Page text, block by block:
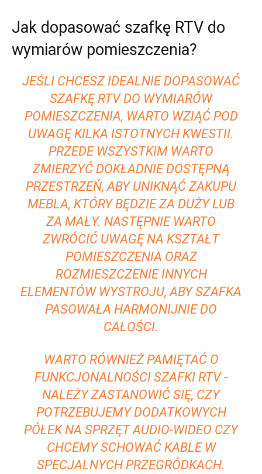
Jak dopasować szafkę⁣ RTV ‌do
wymiarów pomieszczenia?
JEŚLI CHCESZ IDEALNIE DOPASOWAĆ
SZAFKĘ RTV DO WYMIARÓW
POMIESZCZENIA, WARTO WZIĄĆ POD‌
UWAGĘ KILKA ISTOTNYCH KWESTII.
PRZEDE WSZYSTKIM WARTO‍
ZMIERZYĆ DOKŁADNIE ‌DOSTĘPNĄ
PRZESTRZEŃ, ABY UNIKNĄĆ⁤ ZAKUPU
MEBLA, KTÓRY ‍BĘDZIE ‍ZA⁤ DUŻY LUB
ZA MAŁY. NASTĘPNIE WARTO
ZWRÓCIĆ UWAGĘ NA KSZTAŁT
POMIESZCZENIA ORAZ
ROZMIESZCZENIE INNYCH
ELEMENTÓW⁢ WYSTROJU, ABY ‌SZAFKA
PASOWAŁA HARMONIJNIE DO
CAŁOŚCI.
WARTO RÓWNIEŻ PAMIĘTAĆ O
FUNKCJONALNOŚCI⁢ SZAFKI RTV ‌-
NALEŻY ZASTANOWIĆ​ SIĘ, CZY
POTRZEBUJEMY DODATKOWYCH
⁣PÓŁEK NA SPRZĘT‍ AUDIO-WIDEO CZY
CHCEMY SCHOWAĆ KABLE W⁣
SPECJALNYCH PRZEGRÓDKACH.